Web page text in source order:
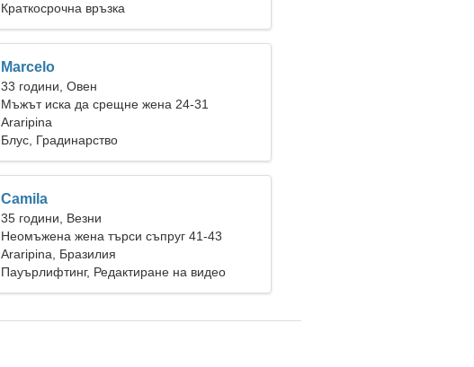
Краткосрочна връзка
Marcelo
33 години, Овен
Мъжът иска да срещне жена 24-31
Araripina
Блус, Градинарство
Camila
35 години, Везни
Неомъжена жена търси съпруг 41-43
Araripina, Бразилия
Пауърлифтинг, Редактиране на видео